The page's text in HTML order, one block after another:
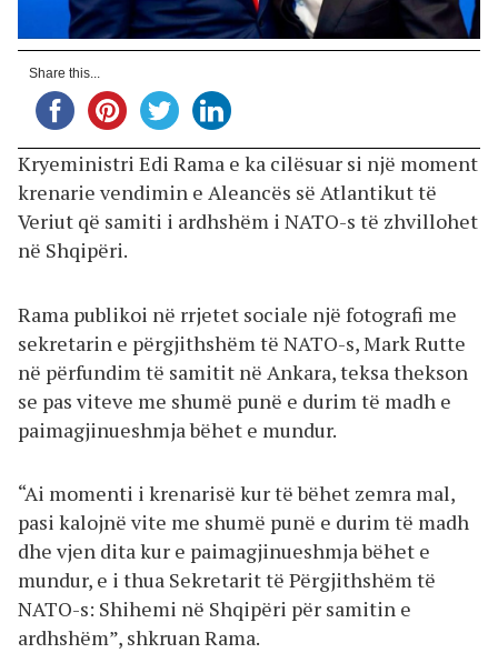
Share this...
Kryeministri Edi Rama e ka cilësuar si një moment
krenarie vendimin e Aleancës së Atlantikut të
Veriut që samiti i ardhshëm i NATO-s të zhvillohet
në Shqipëri.
Rama publikoi në rrjetet sociale një fotografi me
sekretarin e përgjithshëm të NATO-s, Mark Rutte
në përfundim të samitit në Ankara, teksa thekson
se pas viteve me shumë punë e durim të madh e
paimagjinueshmja bëhet e mundur.
“Ai momenti i krenarisë kur të bëhet zemra mal,
pasi kalojnë vite me shumë punë e durim të madh
dhe vjen dita kur e paimagjinueshmja bëhet e
mundur, e i thua Sekretarit të Përgjithshëm të
NATO-s: Shihemi në Shqipëri për samitin e
ardhshëm”, shkruan Rama.